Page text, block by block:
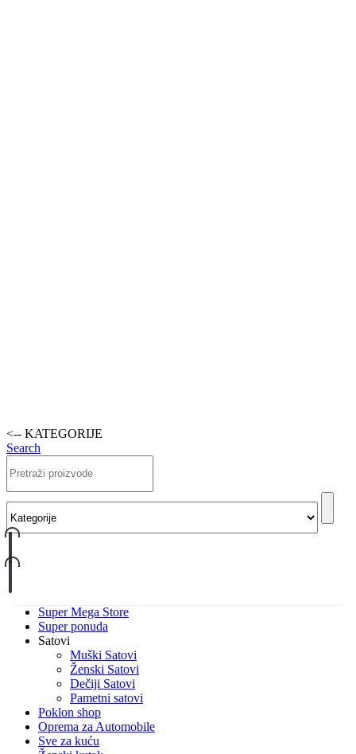
<-- KATEGORIJE
Search
Super Mega Store
Super ponuda
Satovi
Muški Satovi
Ženski Satovi
Dečiji Satovi
Pametni satovi
Poklon shop
Oprema za Automobile
Sve za kuću